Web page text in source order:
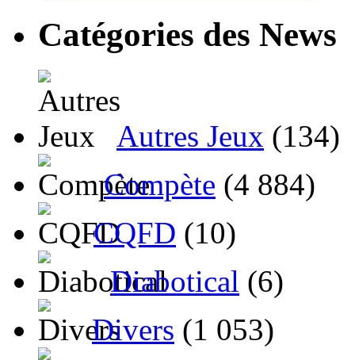
Catégories des News
Autres Jeux (134)
Compète (4 884)
CQFD (10)
Diabotical (6)
Divers (1 053)